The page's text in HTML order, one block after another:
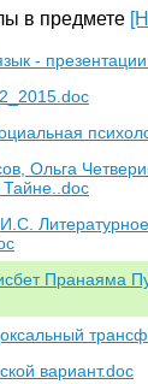
в предмете
-
Ольга
Пранаяма
вариант.doc